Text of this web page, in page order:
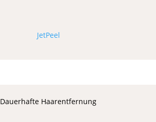
JetPeel
Dauerhafte Haarentfernung